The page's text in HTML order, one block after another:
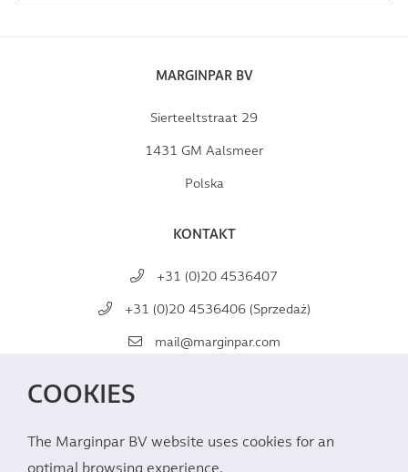
COOKIES
The Marginpar BV website uses cookies for an
optimal browsing experience.
MARGINPAR BV
Sierteeltstraat 29
1431 GM Aalsmeer
Polska
KONTAKT
+31 (0)20 4536407
+31 (0)20 4536406 (Sprzedaż)
mail@marginpar.com
SPOŁECZNOŚCIOWE